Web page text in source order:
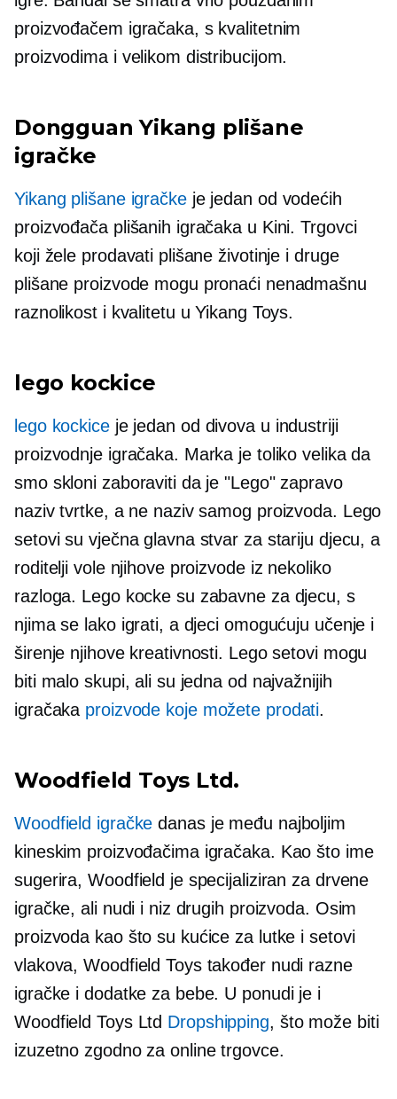
proizvođačem igračaka, s kvalitetnim
proizvodima i velikom distribucijom.
Dongguan Yikang plišane
igračke
Yikang plišane igračkeje jedan od vodećih
proizvođača plišanih igračaka u Kini. Trgovci
koji žele prodavati plišane životinje i druge
plišane proizvode mogu pronaći nenadmašnu
raznolikost i kvalitetu u Yikang Toys.
lego kockice
lego kockiceje jedan od divova u industriji
proizvodnje igračaka. Marka je toliko velika da
smo skloni zaboraviti da je "Lego" zapravo
naziv tvrtke, a ne naziv samog proizvoda. Lego
setovi su vječna glavna stvar za stariju djecu, a
roditelji vole njihove proizvode iz nekoliko
razloga. Lego kocke su zabavne za djecu, s
njima se lako igrati, a djeci omogućuju učenje i
širenje njihove kreativnosti. Lego setovi mogu
biti malo skupi, ali su jedna od najvažnijih
igračaka proizvode koje možete prodati.
Woodfield Toys Ltd.
Woodfield igračke danas je među najboljim
kineskim proizvođačima igračaka. Kao što ime
sugerira, Woodfield je specijaliziran za drvene
igračke, ali nudi i niz drugih proizvoda. Osim
proizvoda kao što su kućice za lutke i setovi
vlakova, Woodfield Toys također nudi razne
igračke i dodatke za bebe. U ponudi je i
Woodfield Toys Ltd Dropshipping, što može biti
izuzetno zgodno za online trgovce.